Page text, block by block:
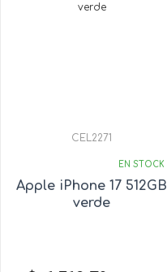
CEL2271
EN STOCK
Apple iPhone 17 512GB
verde